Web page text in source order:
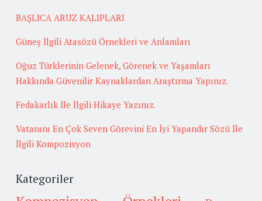
BAŞLICA ARUZ KALIPLARI
Güneş İlgili Atasözü Örnekleri ve Anlamları
Oğuz Türklerinin Gelenek, Görenek ve Yaşamları
Hakkında Güvenilir Kaynaklardan Araştırma Yapınız.
Fedakarlık İle İlgili Hikaye Yazınız.
Vatanını En Çok Seven Görevini En İyi Yapandır Sözü İle
İlgili Kompozisyon
Kategoriler